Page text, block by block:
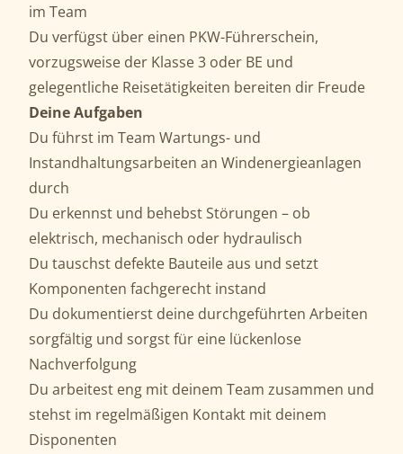
im Team
Du verfügst über einen PKW-Führerschein,
vorzugsweise der Klasse 3 oder BE und
gelegentliche Reisetätigkeiten bereiten dir Freude
Deine Aufgaben
Du führst im Team Wartungs- und
Instandhaltungsarbeiten an Windenergieanlagen
durch
Du erkennst und behebst Störungen – ob
elektrisch, mechanisch oder hydraulisch
Du tauschst defekte Bauteile aus und setzt
Komponenten fachgerecht instand
Du dokumentierst deine durchgeführten Arbeiten
sorgfältig und sorgst für eine lückenlose
Nachverfolgung
Du arbeitest eng mit deinem Team zusammen und
stehst im regelmäßigen Kontakt mit deinem
Disponenten